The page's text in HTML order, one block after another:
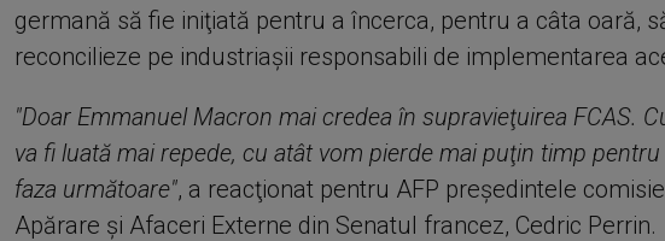
germană să fie iniţiată pentru a încerca, pentru a câta oară,
reconcilieze pe industriaşii responsabili de implementarea
"Doar Emmanuel Macron mai credea în supravieţuirea FCAS.
va fi luată mai repede, cu atât vom pierde mai puţin timp pentru
faza următoare", a reacţionat pentru AFP preşedintele
Apărare şi Afaceri Externe din Senatul francez, Cedric Perrin.